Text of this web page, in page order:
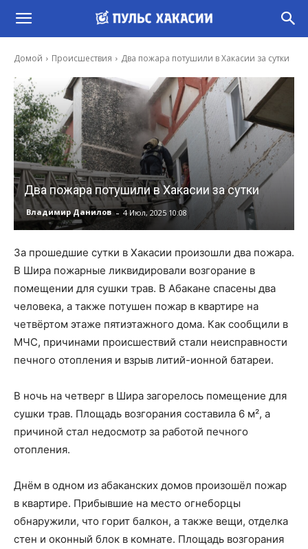
Домой Происшествия Два пожара потушили в Хакасии за сутки
Два пожара потушили в Хакасии за сутки
Владимир Данилов - 4 Июл, 2025 10:08
За прошедшие сутки в Хакасии произошли два пожара.
В Шира пожарные ликвидировали возгорание в
помещении для сушки трав. В Абакане спасены два
человека, а также потушен пожар в квартире на
четвёртом этаже пятиэтажного дома. Как сообщили в
МЧС, причинами происшествий стали неисправности
печного отопления и взрыв литий-ионной батареи.
В ночь на четверг в Шира загорелось помещение для
сушки трав. Площадь возгорания составила 6 м², а
причиной стал недосмотр за работой печного
отопления.
Днём в одном из абаканских домов произошёл пожар
в квартире. Прибывшие на место огнеборцы
обнаружили, что горит балкон, а также вещи, отделка
стен и оконный блок в комнате. Площадь возгорания